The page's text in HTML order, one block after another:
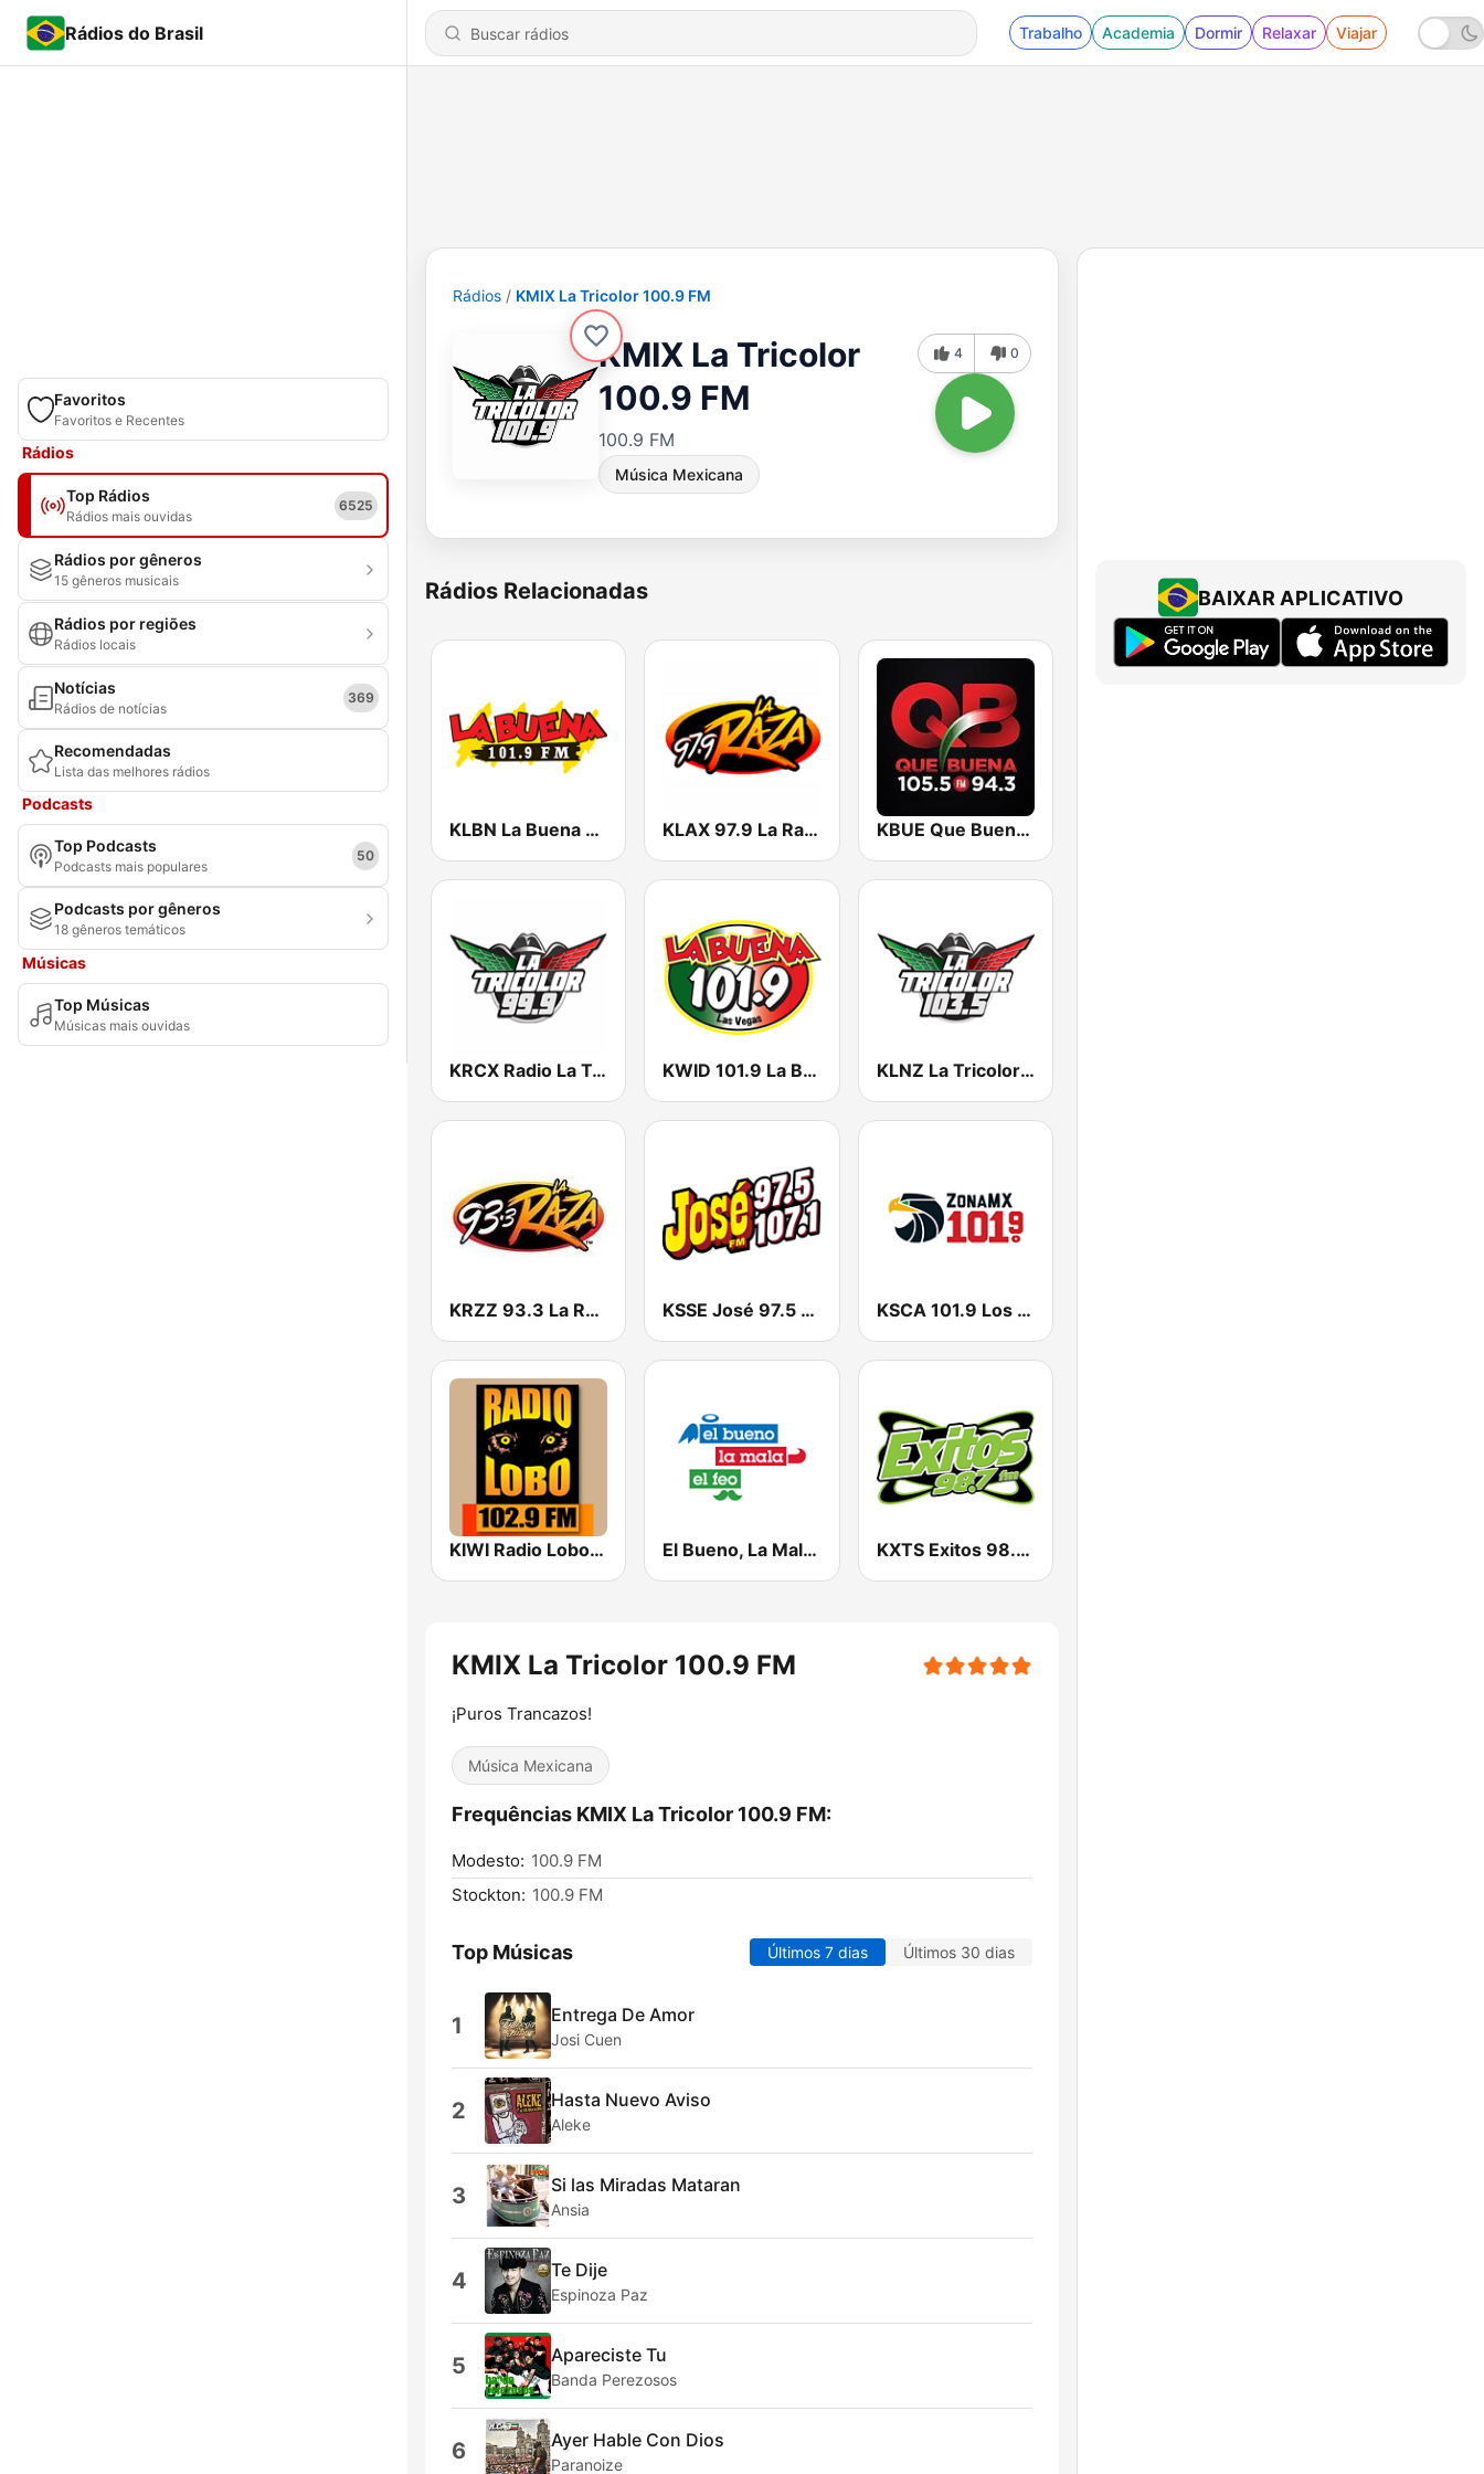
Rádios do Brasil Trabalho Academia Dormir Relaxar Viajar
Favoritos
Favoritos e Recentes
Rádios
Top Rádios
Rádios mais ouvidas
6525
Rádios por gêneros
15 gêneros musicais
Rádios por regiões
Rádios locais
Notícias
Rádios de notícias
369
Recomendadas
Lista das melhores rádios
Podcasts
Top Podcasts
Podcasts mais populares
50
Podcasts por gêneros
18 gêneros temáticos
Músicas
Top Músicas
Músicas mais ouvidas
Rádios KMIX La Tricolor 100.9 FM
KMIX La Tricolor
100.9 FM
100.9 FM
Música Mexicana
4 0
Rádios Relacionadas
KLBN La Buena 101.9 FM KLAX 97.9 La Raza FM KBUE Que Buena 105.5 / 94.3 FM (US Only)
KRCX Radio La Tricolor 99.9 FM KWID 101.9 La Buena KLNZ La Tricolor 103.5 FM
KRZZ 93.3 La Raza FM KSSE José 97.5 y 107.1 KSCA 101.9 Los Angeles FM (US Only)
KIWI Radio Lobo 102.9 FM El Bueno, La Mala y El Feo KXTS Exitos 98.7 FM
KMIX La Tricolor 100.9 FM
¡Puros Trancazos!
Música Mexicana
Frequências KMIX La Tricolor 100.9 FM:
Modesto: 100.9 FM
Stockton: 100.9 FM
Top Músicas Últimos 7 dias Últimos 30 dias
1 Entrega De Amor
Josi Cuen
2 Hasta Nuevo Aviso
Aleke
3 Si las Miradas Mataran
Ansia
4 Te Dije
Espinoza Paz
5 Apareciste Tu
Banda Perezosos
6 Ayer Hable Con Dios
Paranoize
BAIXAR APLICATIVO